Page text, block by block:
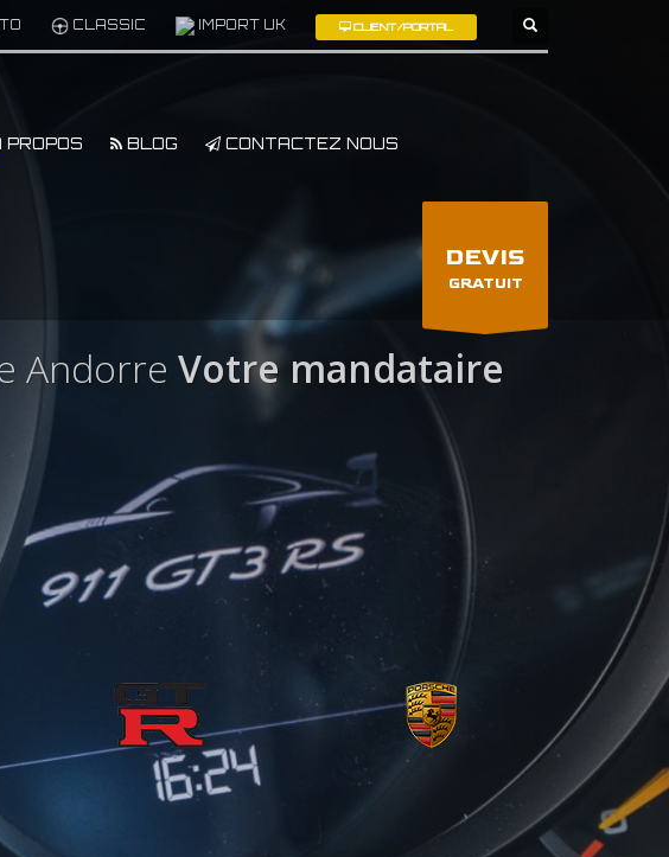
CLASSIC IMPORT UK CLIENT/PORTAL
PROPOS BLOG CONTACTEZ NOUS
DEVIS
GRATUIT
Andorre Votre mandataire